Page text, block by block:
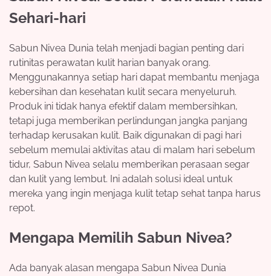
Sehari-hari
Sabun Nivea Dunia telah menjadi bagian penting dari
rutinitas perawatan kulit harian banyak orang.
Menggunakannya setiap hari dapat membantu menjaga
kebersihan dan kesehatan kulit secara menyeluruh.
Produk ini tidak hanya efektif dalam membersihkan,
tetapi juga memberikan perlindungan jangka panjang
terhadap kerusakan kulit. Baik digunakan di pagi hari
sebelum memulai aktivitas atau di malam hari sebelum
tidur, Sabun Nivea selalu memberikan perasaan segar
dan kulit yang lembut. Ini adalah solusi ideal untuk
mereka yang ingin menjaga kulit tetap sehat tanpa harus
repot.
Mengapa Memilih Sabun Nivea?
Ada banyak alasan mengapa Sabun Nivea Dunia